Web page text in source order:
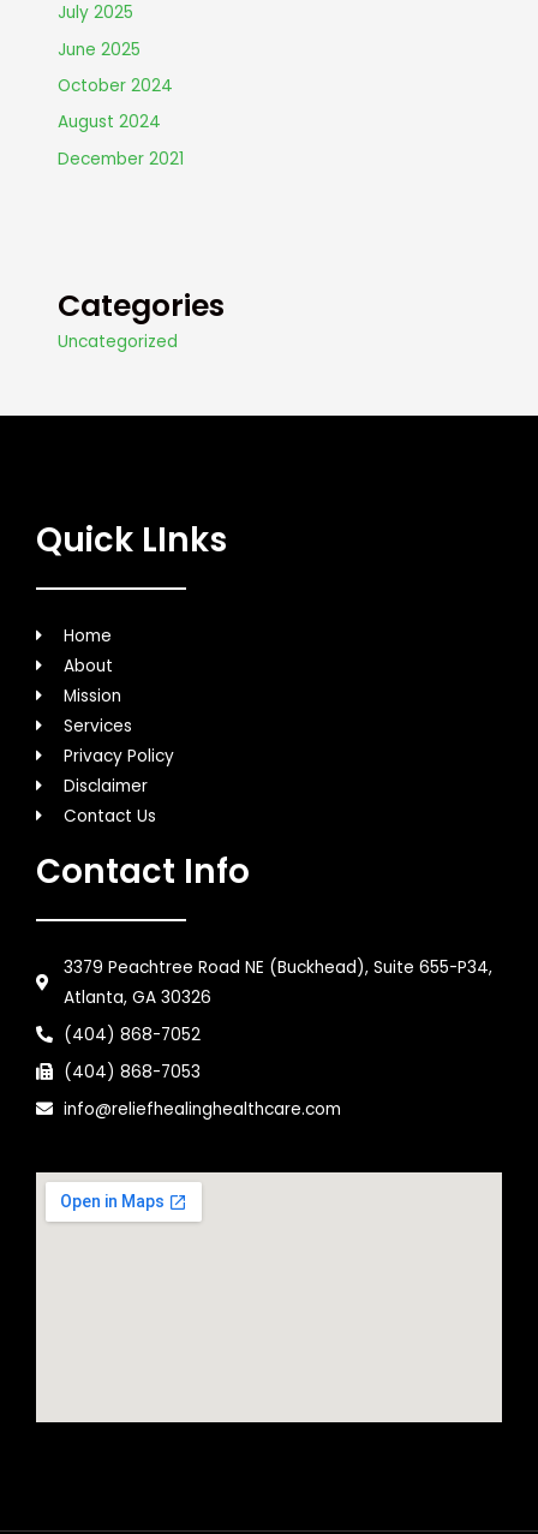
July 2025
June 2025
October 2024
August 2024
December 2021
Categories
Uncategorized
Quick LInks
Home
About
Mission
Services
Privacy Policy
Disclaimer
Contact Us
Contact Info
3379 Peachtree Road NE (Buckhead), Suite 655-P34,
Atlanta, GA 30326
(404) 868-7052
(404) 868-7053
info@reliefhealinghealthcare.com